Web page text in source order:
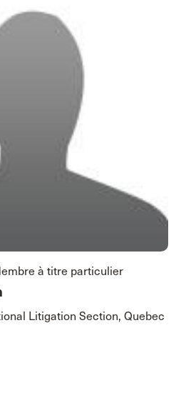
à titre particulier
Litigation Section, Quebec